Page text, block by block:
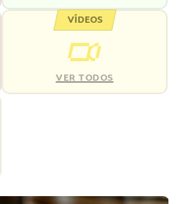
VÍDEOS
VER TODOS